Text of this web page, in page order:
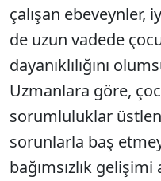
çalışan ebeveynler,
de uzun vadede
dayanıklılığını
Uzmanlara göre,
sorumluluklar
sorunlarla baş
bağımsızlık